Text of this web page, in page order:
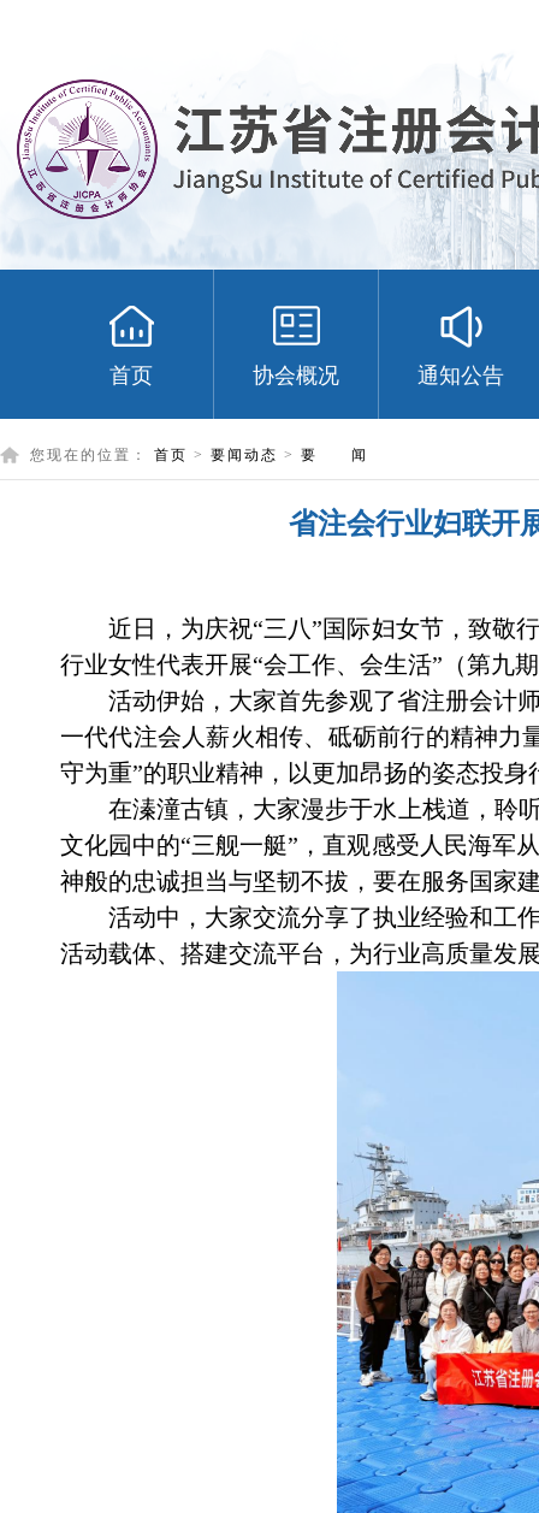
首页 协会概况 通知公告
您现在的位置： 首页 > 要闻动态 > 要 闻
省注会行业妇联开
近日，为庆祝“三八”国际妇女节，致敬
行业女性代表开展“会工作、会生活”（第九
活动伊始，大家首先参观了省注册会计
一代代注会人薪火相传、砥砺前行的精神力
守为重”的职业精神，以更加昂扬的姿态投
在溱潼古镇，大家漫步于水上栈道，聆
文化园中的“三舰一艇”，直观感受人民海军
神般的忠诚担当与坚韧不拔，要在服务国家
活动中，大家交流分享了执业经验和工
活动载体、搭建交流平台，为行业高质量发